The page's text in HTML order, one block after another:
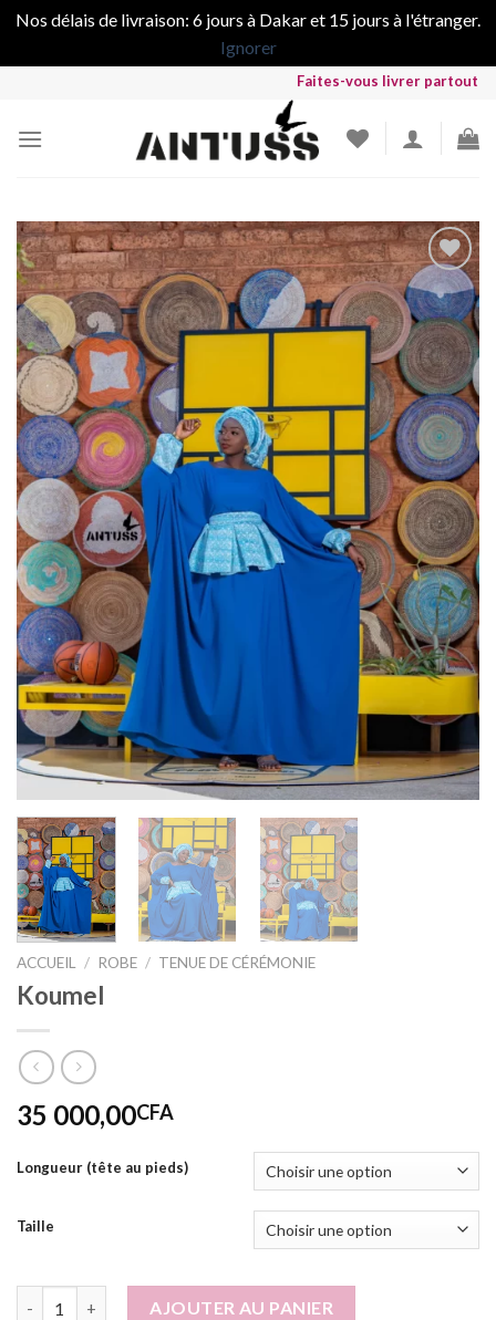
Nos délais de livraison: 6 jours à Dakar et 15 jours à l'étranger.
Ignorer
content
Faites-vous livrer partout dans
Ajouter
à la liste
de
souhaits
ACCUEIL / ROBE / TENUE DE CÉRÉMONIE
Koumel
35 000,00CFA
Longueur (tête au pieds)
Taille
quantité de KoumelAJOUTER AU PANIER